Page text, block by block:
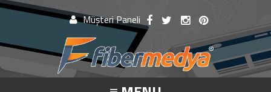
Müşteri Paneli
Müşteri Paneli